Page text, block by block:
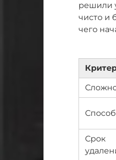
решили
чисто и
чего
Способ
Срок